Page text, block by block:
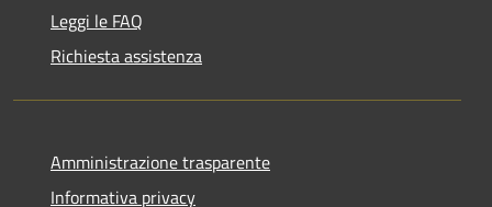
Leggi le FAQ
Richiesta assistenza
Amministrazione trasparente
Informativa privacy